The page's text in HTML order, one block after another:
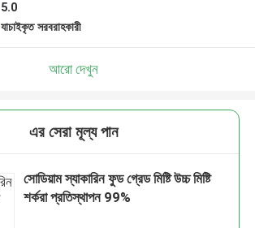
5.0
যাচাইকৃত সরবরাহকারী
আরো দেখুন
এর সেরা মূল্য পান
সোডিয়াম স্যাকারিন ফুড গ্রেড মিষ্টি উচ্চ মিষ্টি
শর্করা প্রতিস্থাপন 99%